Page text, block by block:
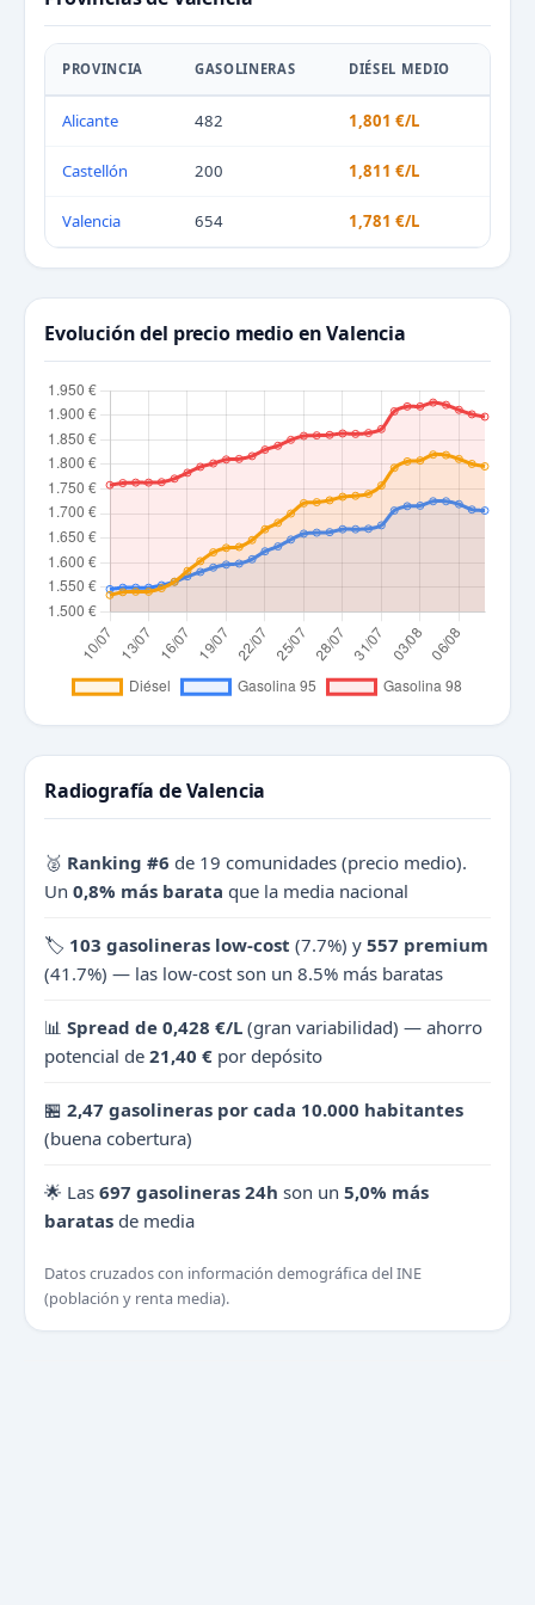
PROVINCIA GASOLINERAS DIÉSEL MEDIO
Alicante 482 1,801 €/L
Castellón 200 1,811 €/L
Valencia 654 1,781 €/L
Evolución del precio medio en Valencia
Radiografía de Valencia
🥈 Ranking #6 de 19 comunidades (precio medio).
Un 0,8% más barata que la media nacional
🏷️ 103 gasolineras low-cost (7.7%) y 557 premium
(41.7%) — las low-cost son un 8.5% más baratas
📊 Spread de 0,428 €/L (gran variabilidad) — ahorro
potencial de 21,40 € por depósito
🏪 2,47 gasolineras por cada 10.000 habitantes
(buena cobertura)
🌟 Las 697 gasolineras 24h son un 5,0% más
baratas de media
Datos cruzados con información demográfica del INE
(población y renta media).